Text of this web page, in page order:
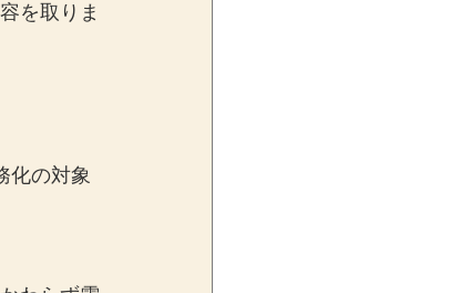
を取りま
化の対象